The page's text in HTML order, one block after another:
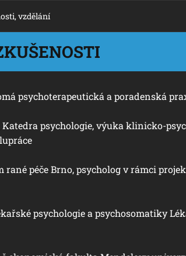
vzdělání
psychoterapeutická a poradenská
Katedra psychologie, výuka klinicko-
rané péče Brno, psycholog v rámci
psychologie a psychosomatiky